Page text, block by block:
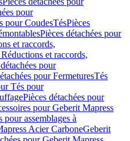
pour
pour CoudesTésPièces
Pièces détachées pour
et raccords,
et raccords,
pour
pour FermeturesTés
Tés pour
Pièces détachées pour
pour Geberit Mapress
pour assemblages à
Acier CarboneGeberit